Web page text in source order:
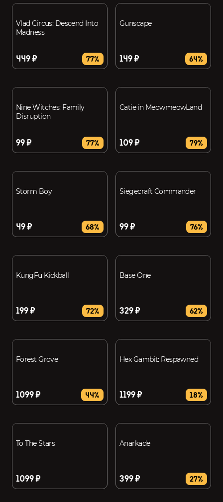
Vlad Circus: Descend Into
Madness
449 ₽ 77%
Gunscape
149 ₽ 64%
Nine Witches: Family
Disruption
99 ₽ 77%
Catie in MeowmeowLand
109 ₽ 79%
Storm Boy
49 ₽ 68%
Siegecraft Commander
99 ₽ 76%
KungFu Kickball
199 ₽ 72%
Base One
329 ₽ 62%
Forest Grove
1099 ₽ 44%
Hex Gambit: Respawned
1199 ₽ 18%
To The Stars
1099 ₽
Anarkade
399 ₽ 27%